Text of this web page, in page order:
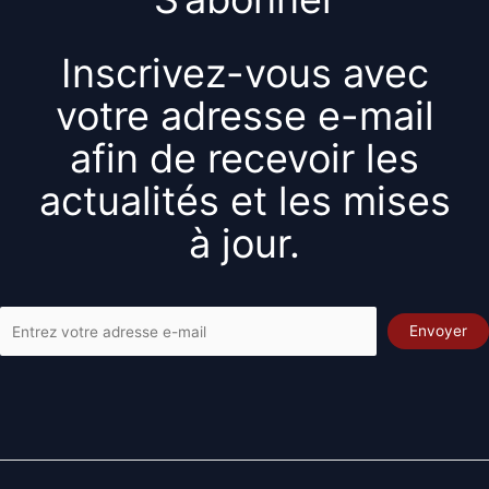
Inscrivez-vous avec
votre adresse e-mail
afin de recevoir les
actualités et les mises
à jour.